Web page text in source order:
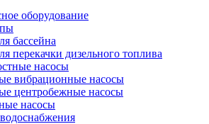
оборудование
бассейна
перекачки дизельного топлива
насосы
вибрационные насосы
центробежные насосы
насосы